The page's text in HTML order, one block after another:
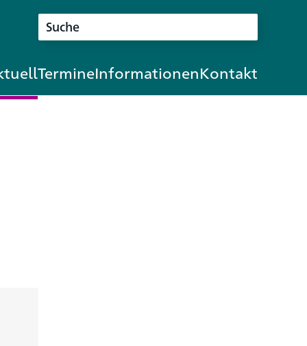
TermineInformationenKontakt